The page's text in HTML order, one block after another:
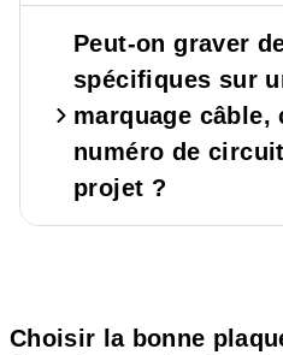
Peut-on graver
spécifiques sur
marquage câble,
numéro de
projet ?
Choisir la bonne